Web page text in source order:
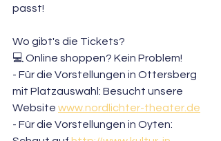
passt!
Wo gibt's die Tickets?
💻 Online shoppen? Kein Problem!
- Für die Vorstellungen in Ottersberg
mit Platzauswahl: Besucht unsere
Website www.nordlichter-theater.de
- Für die Vorstellungen in Oyten: